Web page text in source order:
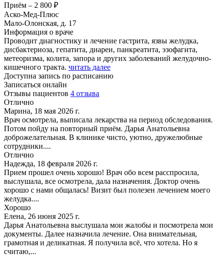
Приём – 2 800 ₽
Аско-Мед-Плюс
Мало-Олонская, д. 17
Информация о враче
Проводит диагностику и лечение гастрита, язвы желудка,
дисбактериоза, гепатита, диареи, панкреатита, эзофагита,
метеоризма, колита, запора и других заболеваний желудочно-
кишечного тракта. читать далее
Доступна запись по расписанию
Записаться онлайн
Отзывы пациентов 4 отзыва
Отлично
Марина, 18 мая 2026 г.
Врач осмотрела, выписала лекарства на период обследования.
Потом пойду на повторный приём. Дарья Анатольевна
доброжелательная. В клинике чисто, уютно, дружелюбные
сотрудники....
Отлично
Надежда, 18 февраля 2026 г.
Прием прошел очень хорошо! Врач обо всем расспросила,
выслушала, все осмотрела, дала назначения. Доктор очень
хорошо с нами общалась! Визит был полезен лечением моего
желудка....
Хорошо
Елена, 26 июня 2025 г.
Дарья Анатольевна выслушала мои жалобы и посмотрела мои
документы. Далее назначила лечение. Она внимательная,
грамотная и деликатная. Я получила всё, что хотела. Но я
считаю,...